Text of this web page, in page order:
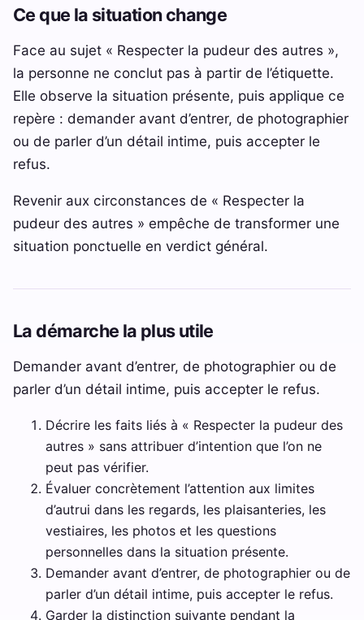
Ce que la situation change
Face au sujet « Respecter la pudeur des autres »,
la personne ne conclut pas à partir de l’étiquette.
Elle observe la situation présente, puis applique ce
repère : demander avant d’entrer, de photographier
ou de parler d’un détail intime, puis accepter le
refus.
Revenir aux circonstances de « Respecter la
pudeur des autres » empêche de transformer une
situation ponctuelle en verdict général.
La démarche la plus utile
Demander avant d’entrer, de photographier ou de
parler d’un détail intime, puis accepter le refus.
Décrire les faits liés à « Respecter la pudeur des
autres » sans attribuer d’intention que l’on ne
peut pas vérifier.
Évaluer concrètement l’attention aux limites
d’autrui dans les regards, les plaisanteries, les
vestiaires, les photos et les questions
personnelles dans la situation présente.
Demander avant d’entrer, de photographier ou de
parler d’un détail intime, puis accepter le refus.
Garder la distinction suivante pendant la